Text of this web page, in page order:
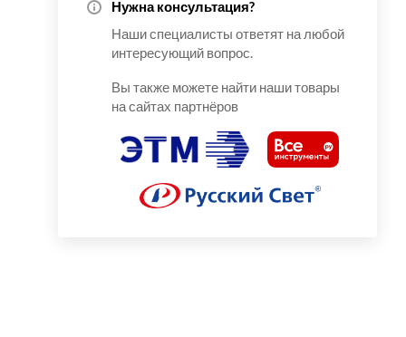
Нужна консультация?
Наши специалисты ответят на любой
интересующий вопрос.
Вы также можете найти наши товары
на сайтах партнёров